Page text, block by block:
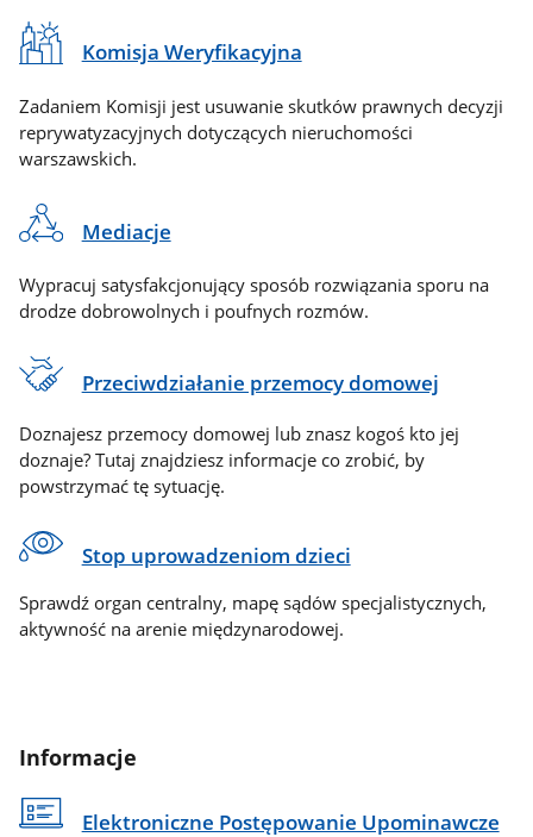
Komisja Weryfikacyjna
Zadaniem Komisji jest usuwanie skutków prawnych decyzji
reprywatyzacyjnych dotyczących nieruchomości
warszawskich.
Mediacje
Wypracuj satysfakcjonujący sposób rozwiązania sporu na
drodze dobrowolnych i poufnych rozmów.
Przeciwdziałanie przemocy domowej
Doznajesz przemocy domowej lub znasz kogoś kto jej
doznaje? Tutaj znajdziesz informacje co zrobić, by
powstrzymać tę sytuację.
Stop uprowadzeniom dzieci
Sprawdź organ centralny, mapę sądów specjalistycznych,
aktywność na arenie międzynarodowej.
Informacje
Elektroniczne Postępowanie Upominawcze